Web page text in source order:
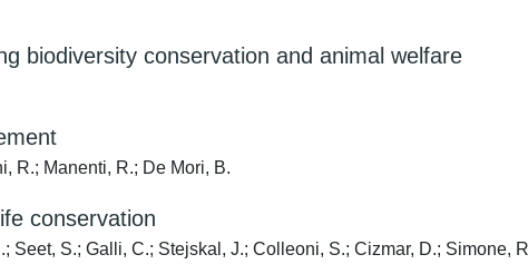
biodiversity conservation and animal welfare
R.; Manenti, R.; De Mori, B.
conservation
S.; Galli, C.; Stejskal, J.; Colleoni, S.; Cizmar, D.; Simone,